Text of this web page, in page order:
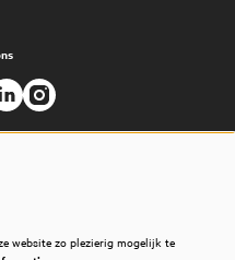
website zo plezierig mogelijk te